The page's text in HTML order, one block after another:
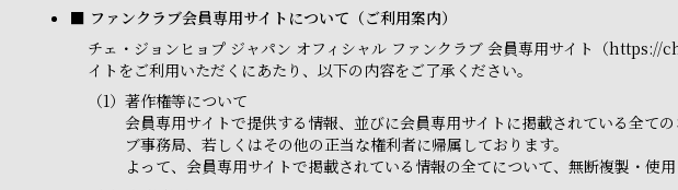
■ ファンクラブ会員専用サイトについて（ご利用案内）
チェ・ジョンヒョプ ジャパン オフィシャル ファンクラブ 会員専用サイト（
イトをご利用いただくにあたり、以下の内容をご了承ください。
（1） 著作権等について
会員専用サイトで提供する情報、並びに会員専用サイトに掲載されている全て
ブ事務局、若しくはその他の正当な権利者に帰属しております。
よって、会員専用サイトで掲載されている情報の全てについて、無断複製・使用